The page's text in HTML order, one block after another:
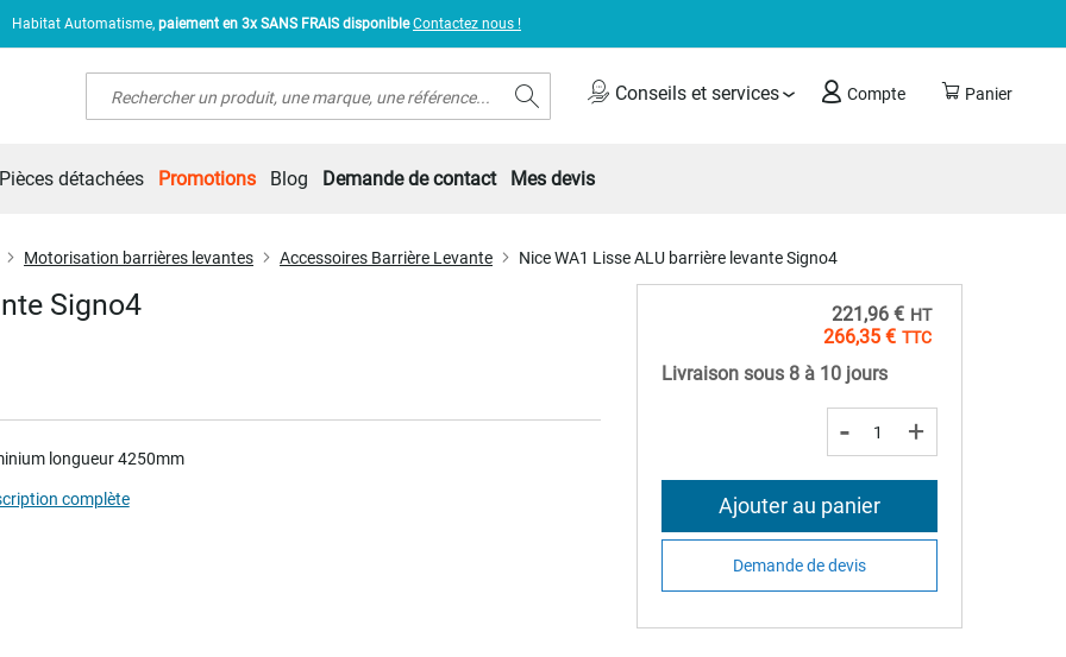
Habitat Automatisme, paiement en 3x SANS FRAIS disponible Contactez nous !
Panier
Conseils et services Compte
Rechercher
Pièces détachées Promotions Blog Demande de contact Mes devis
Motorisation barrières levantes Accessoires Barrière Levante Nice WA1 Lisse ALU barrière levante Signo4
Signo4
longueur 4250mm
complète
266,35 €
221,96 €
Livraison sous 8 à 10 jours
- +
Ajouter au panier
Demande de devis